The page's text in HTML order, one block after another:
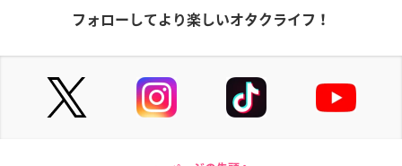
フォローしてより楽しいオタクライフ！